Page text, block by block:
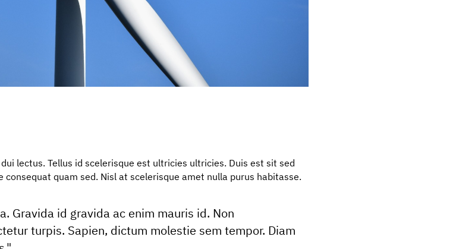
lectus. Tellus id scelerisque est ultricies ultricies. Duis est sit sed
quam sed. Nisl at scelerisque amet nulla purus habitasse.
Gravida id gravida ac enim mauris id. Non
turpis. Sapien, dictum molestie sem tempor. Diam